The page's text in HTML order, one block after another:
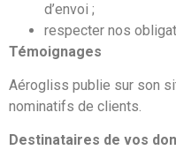
d’envoi ;
respecter nos
Témoignages
Aérogliss publie sur son
nominatifs de clients.
Destinataires de vos